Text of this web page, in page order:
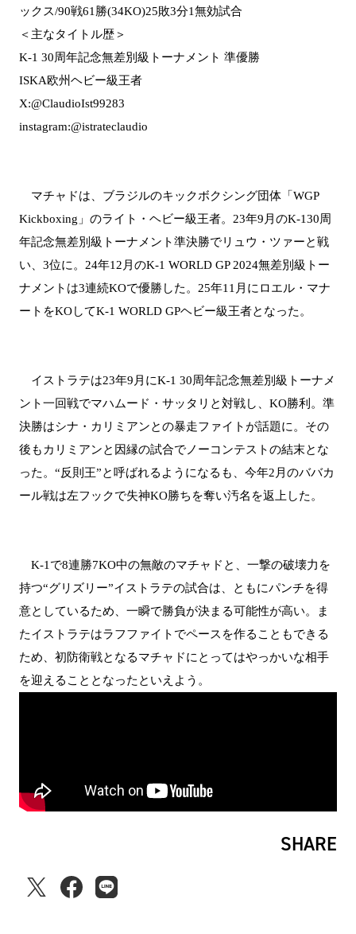
ックス/90戦61勝(34KO)25敗3分1無効試合
＜主なタイトル歴＞
K-1 30周年記念無差別級トーナメント 準優勝
ISKA欧州ヘビー級王者
X:@ClaudioIst99283
instagram:@istrateclaudio
マチャドは、ブラジルのキックボクシング団体「WGP
Kickboxing」のライト・ヘビー級王者。23年9月のK-130周
年記念無差別級トーナメント準決勝でリュウ・ツァーと戦
い、3位に。24年12月のK-1 WORLD GP 2024無差別級トー
ナメントは3連続KOで優勝した。25年11月にロエル・マナ
ートをKOしてK-1 WORLD GPヘビー級王者となった。
イストラテは23年9月にK-1 30周年記念無差別級トーナメ
ント一回戦でマハムード・サッタリと対戦し、KO勝利。準
決勝はシナ・カリミアンとの暴走ファイトが話題に。その
後もカリミアンと因縁の試合でノーコンテストの結末とな
った。“反則王”と呼ばれるようになるも、今年2月のババカ
ール戦は左フックで失神KO勝ちを奪い汚名を返上した。
K-1で8連勝7KO中の無敵のマチャドと、一撃の破壊力を
持つ“グリズリー”イストラテの試合は、ともにパンチを得
意としているため、一瞬で勝負が決まる可能性が高い。ま
たイストラテはラフファイトでペースを作ることもできる
ため、初防衛戦となるマチャドにとってはやっかいな相手
を迎えることとなったといえよう。
SHARE